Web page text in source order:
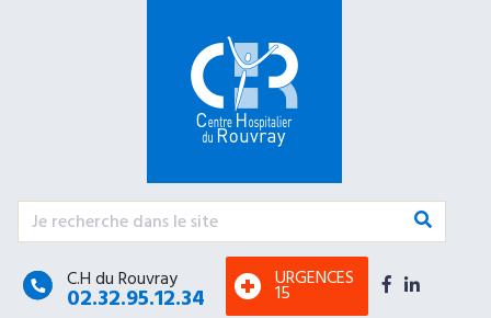
Urgence psychiatrique avec nécessité d’une prise
en charge somatique (intoxication, blessure,
altération de l’état général, etc)
1 rue de Germont
02 32 88 89 90
C.H du Rouvray
02.32.95.12.34
URGENCES
15